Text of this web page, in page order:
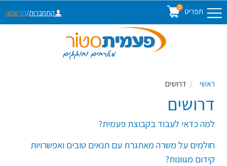
תפריט 0
התחברות/הרשמה
ראשי דרושים
דרושים
למה כדאי לעבוד בקבוצת פעמית?
חולמים על משרה מאתגרת עם תנאים טובים ואפשרויות
קידום מגוונות?